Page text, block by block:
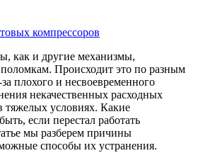
как и другие механизмы,
Происходит это по разным
плохого и несвоевременного
некачественных расходных
тяжелых условиях. Какие
если перестал работать
мы разберем причины
способы их устранения.